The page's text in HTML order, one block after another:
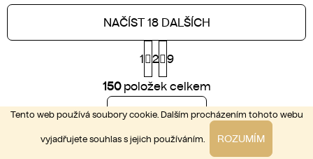
Tento web používá soubory cookie. Dalším procházením tohoto webu
vyjadřujete souhlas s jejich používáním. ROZUMÍM
O
v
l
á
d
NAČÍST 18 DALŠÍCH
S
t
r
á
n
k
v
1 2
9
150položek celkem
NAHORU